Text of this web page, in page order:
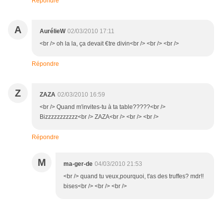
A AurélieW 02/03/2010 17:11
<br /> oh la la, ça devait €tre divin<br /> <br /> <br />
Répondre
Z ZAZA 02/03/2010 16:59
<br /> Quand m'invites-tu à ta table?????<br />
Bizzzzzzzzzzz<br /> ZAZA<br /> <br /> <br />
Répondre
M ma-ger-de 04/03/2010 21:53
<br /> quand tu veux,pourquoi, t'as des truffes? mdr!!
bises<br /> <br /> <br />